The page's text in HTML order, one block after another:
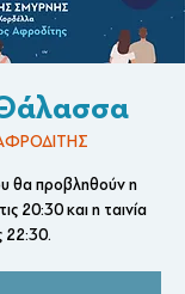
θα προβληθούν η
20:30 και η ταινία
22:30.